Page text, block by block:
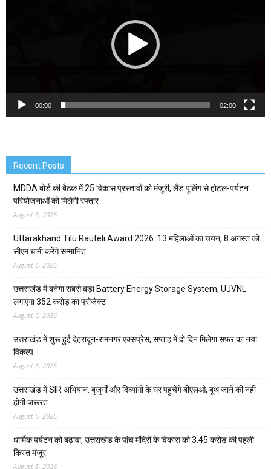
00:00 02:00
Recent Posts
MDDA बोर्ड की बैठक में 25 विकास प्रस्तावों को मंजूरी, लैंड पूलिंग से होटल-पर्यटन
परियोजनाओं को मिलेगी रफ्तार
August 6, 2026
Uttarakhand Tilu Rauteli Award 2026: 13 महिलाओं का चयन, 8 अगस्त को
सीएम धामी करेंगे सम्मानित
August 6, 2026
उत्तराखंड में बनेगा सबसे बड़ा Battery Energy Storage System, UJVNL
लगाएगा 352 करोड़ का प्रोजेक्ट
August 6, 2026
उत्तराखंड में शुरू हुई देहरादून-रामनगर एक्सप्रेस, सप्ताह में दो दिन मिलेगा सफर का नया
विकल्प
August 6, 2026
उत्तराखंड में SIR अभियान: बुजुर्गों और दिव्यांगों के घर पहुंचेंगे बीएलओ, बूथ जाने की नहीं
होगी जरूरत
August 6, 2026
धार्मिक पर्यटन को बढ़ावा, उत्तराखंड के पांच मंदिरों के विकास को 3.45 करोड़ की पहली
किस्त मंजूर
August 5, 2026